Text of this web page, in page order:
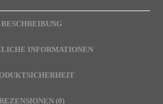
BESCHREIBUNG
INFORMATIONEN
(0)